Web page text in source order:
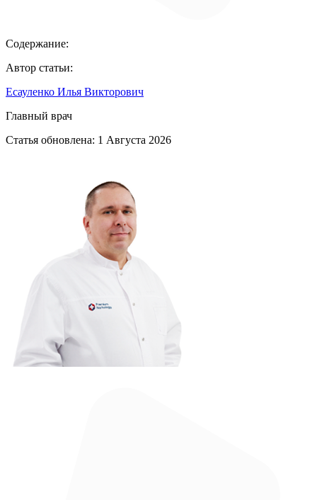
Содержание:
Автор статьи:
Есауленко Илья Викторович
Главный врач
Статья обновлена: 1 Августа 2026